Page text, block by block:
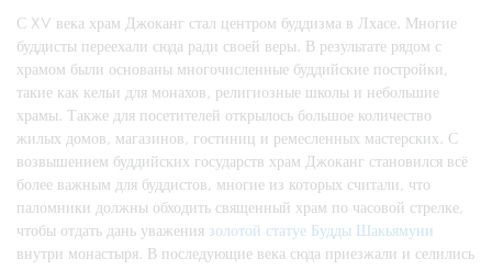
С XV века храм Джоканг стал центром буддизма в Лхасе. Многие
буддисты переехали сюда ради своей веры. В результате рядом с
храмом были основаны многочисленные буддийские постройки,
такие как кельи для монахов, религиозные школы и небольшие
храмы. Также для посетителей открылось большое количество
жилых домов, магазинов, гостиниц и ремесленных мастерских. С
возвышением буддийских государств храм Джоканг становился всё
более важным для буддистов, многие из которых считали, что
паломники должны обходить священный храм по часовой стрелке,
чтобы отдать дань уважения золотой статуе Будды Шакьямуни
внутри монастыря. В последующие века сюда приезжали и селились